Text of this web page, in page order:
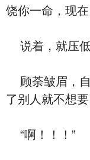
饶你一命，现
说着，就压低
顾荼皱眉，自
了别人就不想要
“啊！！！”